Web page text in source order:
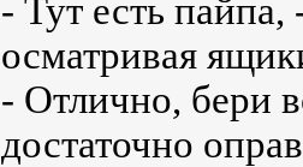
- Тут есть
осматривая
- Отлично, бери
достаточно